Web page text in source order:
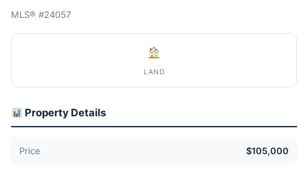
MLS® #24057
LAND
Property Details
Price $105,000